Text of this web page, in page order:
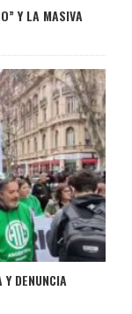
Y LA MASIVA
DENUNCIA